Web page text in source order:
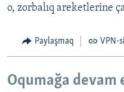
o, zorbalıq areketlerine
Paylaşmaq VPN-
Oqumağa devam